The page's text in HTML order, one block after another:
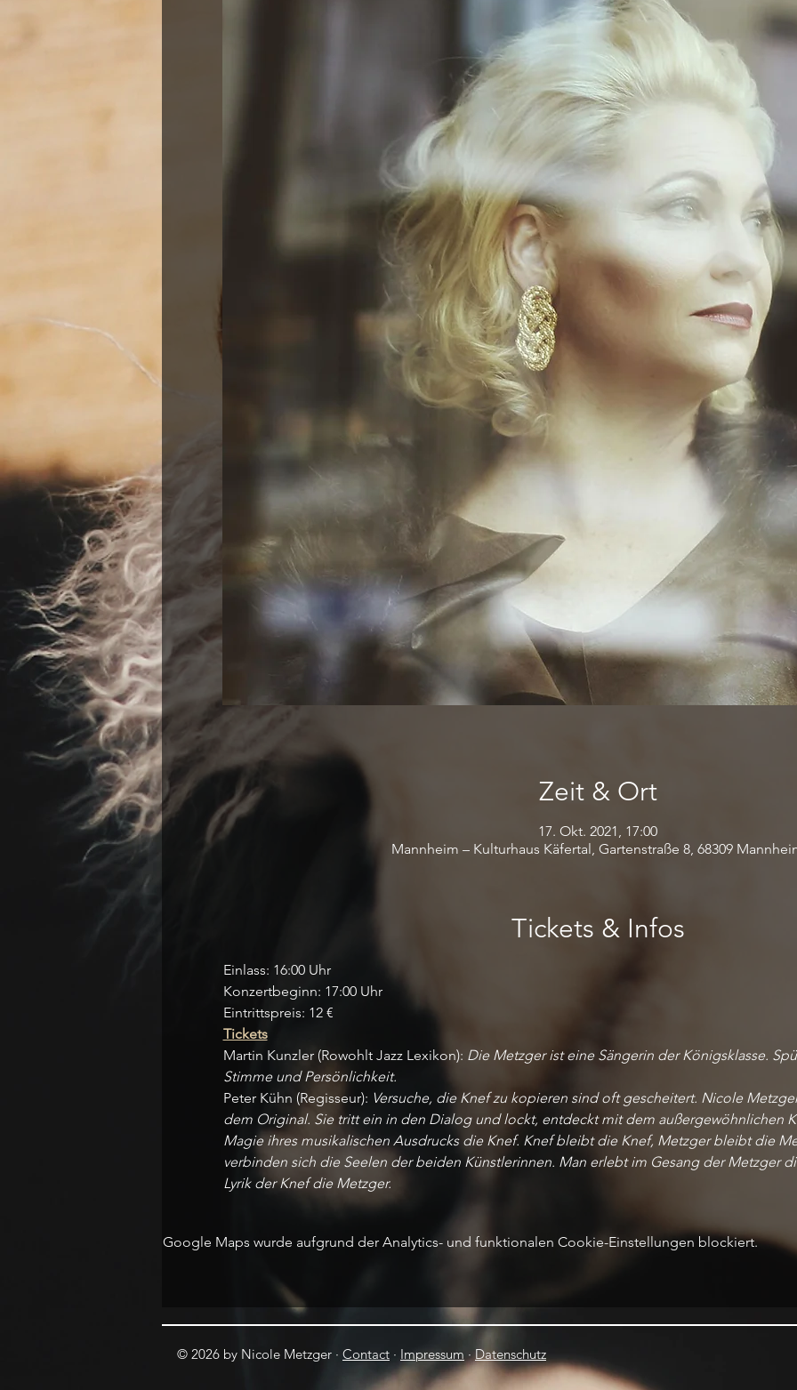
Zeit & Ort
17. Okt. 2021, 17:00
Mannheim – Kulturhaus Käfertal, Gartenstraße 8, 68309
Tickets & Infos
Einlass: 16:00 Uhr
Konzertbeginn: 17:00 Uhr
Eintrittspreis: 12 €
Tickets
Martin Kunzler (Rowohlt Jazz Lexikon): Die Metzger ist eine Sängerin der Königsklasse.
Stimme und Persönlichkeit.
Peter Kühn (Regisseur): Versuche, die Knef zu kopieren sind oft gescheitert. Nicole
dem Original. Sie tritt ein in den Dialog und lockt, entdeckt mit dem außergewöhnlichen
Magie ihres musikalischen Ausdrucks die Knef. Knef bleibt die Knef, Metzger bleibt die
verbinden sich die Seelen der beiden Künstlerinnen. Man erlebt im Gesang der Metzger
Lyrik der Knef die Metzger.
Google Maps wurde aufgrund der Analytics- und funktionalen Cookie-Einstellungen blockiert.
© 2026 by Nicole Metzger · Contact · Impressum ·Datenschutz